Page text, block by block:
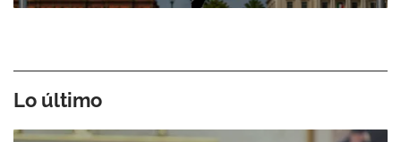
Lo último